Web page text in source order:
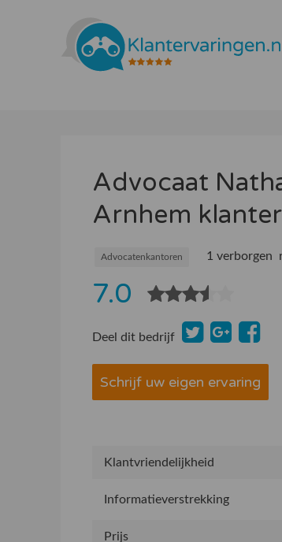
Advocaat
Arnhem
Advocatenkantoren 1 verborgen
7.0
Deel dit bedrijf
Schrijf uw eigen ervaring
Klantvriendelijkheid
Informatieverstrekking
Prijs